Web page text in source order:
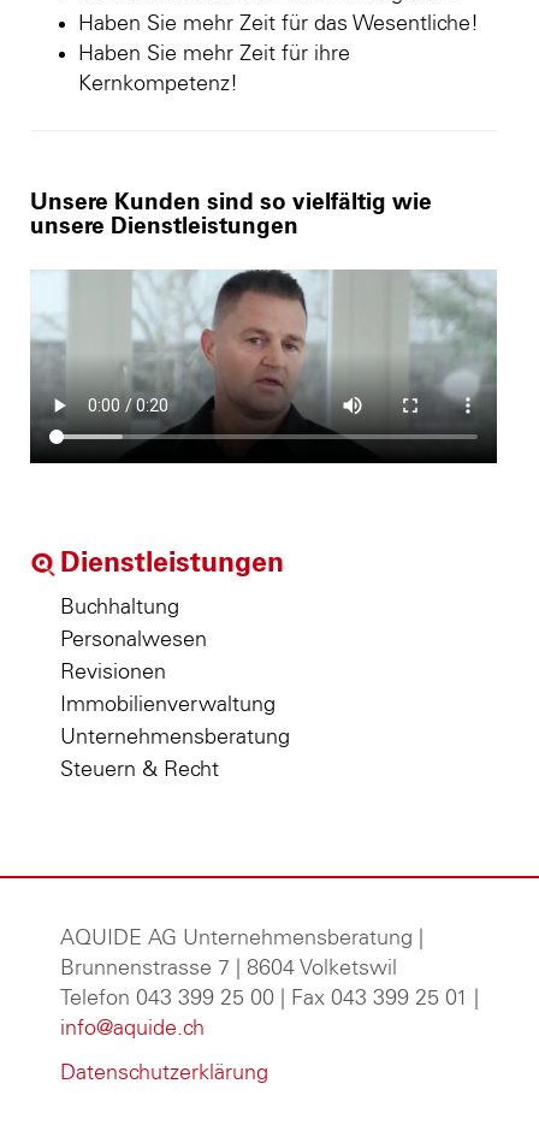
Haben Sie mehr Zeit für das Wesentliche!
Haben Sie mehr Zeit für ihre
Kernkompetenz!
Unsere Kunden sind so vielfältig wie
unsere Dienstleistungen
Dienstleistungen
Buchhaltung
Personalwesen
Revisionen
Immobilienverwaltung
Unternehmensberatung
Steuern & Recht
AQUIDE AG Unternehmensberatung
Brunnenstrasse 7 | 8604 Volketswil
Telefon 043 399 25 00 | Fax 043 399 25 01 |
info@aquide.ch
Datenschutzerklärung